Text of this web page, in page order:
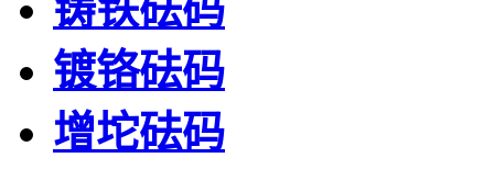
铸铁砝码
镀铬砝码
增坨砝码